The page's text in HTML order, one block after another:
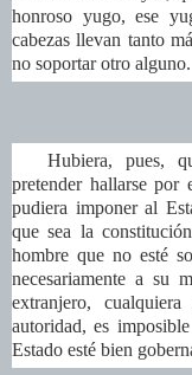
honroso yugo, ese
cabezas llevan tanto
no soportar otro alguno.
Hubiera, pues,
pretender hallarse
pudiera imponer al
que sea la
hombre que no esté
necesariamente a su
extranjero,
autoridad, es
Estado esté bien